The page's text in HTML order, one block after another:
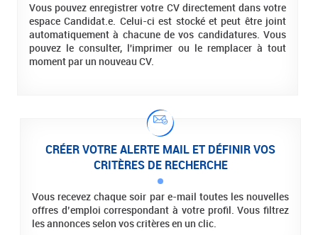
Vous pouvez enregistrer votre CV directement dans votre
espace Candidat.e. Celui-ci est stocké et peut être joint
automatiquement à chacune de vos candidatures. Vous
pouvez le consulter, l'imprimer ou le remplacer à tout
moment par un nouveau CV.
CRÉER VOTRE ALERTE MAIL ET DÉFINIR VOS
CRITÈRES DE RECHERCHE
Vous recevez chaque soir par e-mail toutes les nouvelles
offres d’emploi correspondant à votre profil. Vous filtrez
les annonces selon vos critères en un clic.